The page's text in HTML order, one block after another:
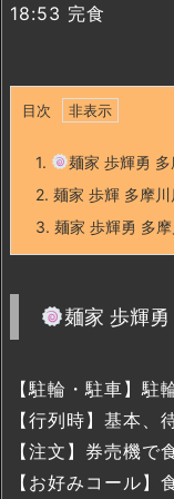
18:53 完食
目次
1.
麺家 歩輝勇
2. 麺家 歩輝 多摩
3. 麺家 歩輝勇 多
麺家 歩輝
【駐輪・駐車】駐
【行列時】基本、
【注文】券売機で
【お好みコール